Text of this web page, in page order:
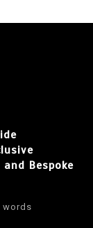
Bespoke
words